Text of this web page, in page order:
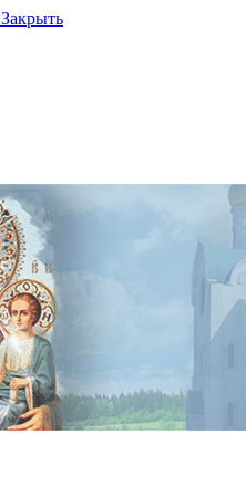
Закрыть